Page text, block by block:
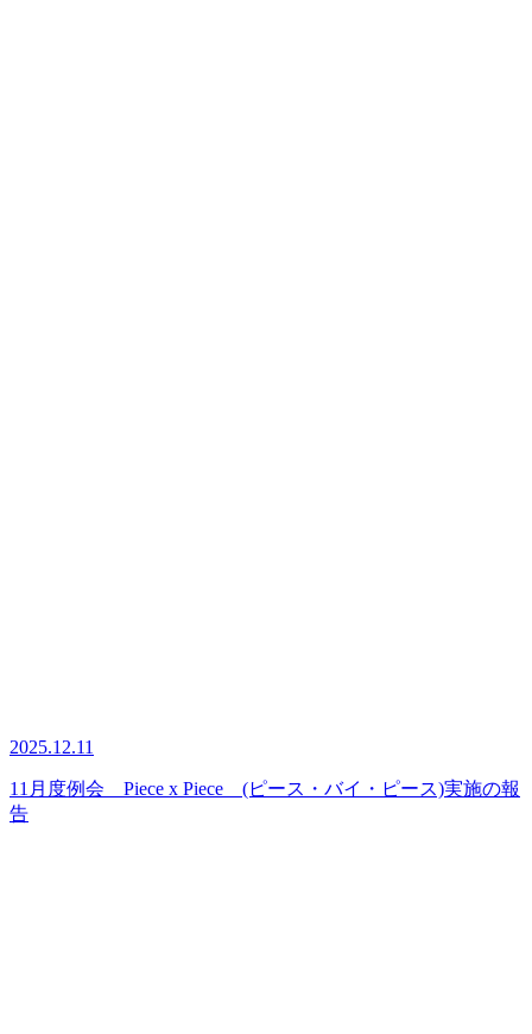
2025.12.11
11月度例会 Piece x Piece (ピース・バイ・ピース)実施の報
告